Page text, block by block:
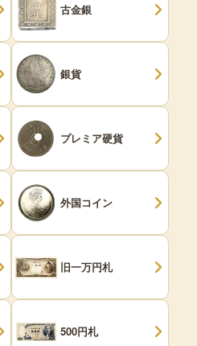
古金銀
銀貨
プレミア硬貨
外国コイン
旧一万円札
500円札